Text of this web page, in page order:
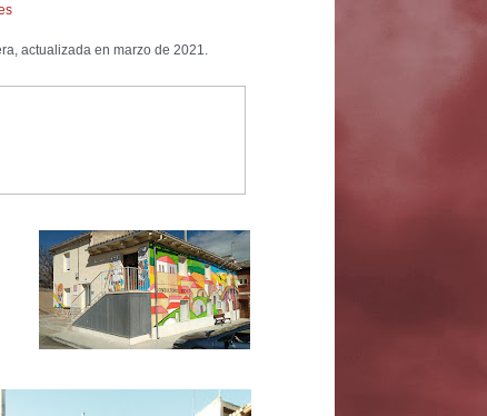
actualizada en marzo de 2021.